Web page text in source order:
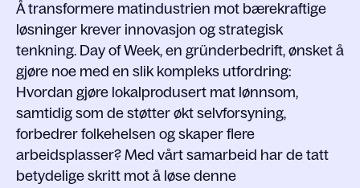
Å transformere matindustrien mot bærekraftige
løsninger krever innovasjon og strategisk
tenkning. Day of Week, en gründerbedrift, ønsket å
gjøre noe med en slik kompleks utfordring:
Hvordan gjøre lokalprodusert mat lønnsom,
samtidig som de støtter økt selvforsyning,
forbedrer folkehelsen og skaper flere
arbeidsplasser? Med vårt samarbeid har de tatt
betydelige skritt mot å løse denne